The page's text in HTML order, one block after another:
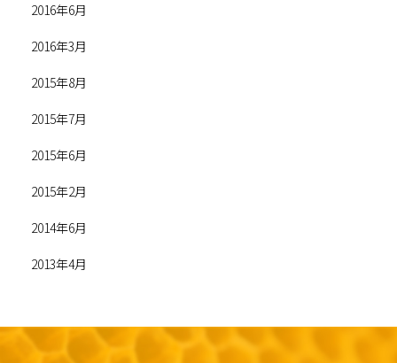
2016年6月
2016年3月
2015年8月
2015年7月
2015年6月
2015年2月
2014年6月
2013年4月